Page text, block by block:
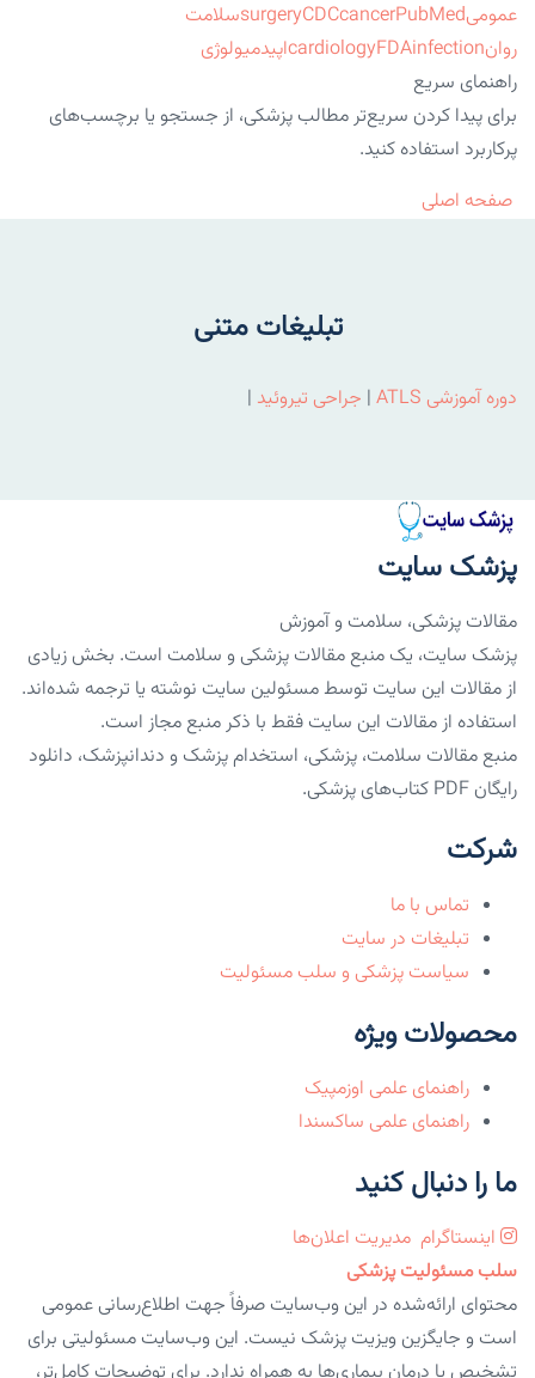
عمومی
surgeryCDCcancerPubMed
سلامت
روان
cardiologyFDAinfection
اپیدمیولوژی
راهنمای سریع
برای پیدا کردن سریع‌تر مطالب پزشکی، از جستجو یا برچسب‌های
پرکاربرد استفاده کنید.
صفحه اصلی
تبلیغات متنی
دوره آموزشی ATLS | جراحی تیروئید |
پزشک سایت
مقالات پزشکی، سلامت و آموزش
پزشک سایت، یک منبع مقالات پزشکی و سلامت است. بخش زیادی
از مقالات این سایت توسط مسئولین سایت نوشته یا ترجمه شده‌اند.
استفاده از مقالات این سایت فقط با ذکر منبع مجاز است.
منبع مقالات سلامت، پزشکی، استخدام پزشک و دندانپزشک، دانلود
رایگان PDF کتاب‌های پزشکی.
شرکت
تماس با ما
تبلیغات در سایت
سیاست پزشکی و سلب مسئولیت
محصولات ویژه
راهنمای علمی اوزمپیک
راهنمای علمی ساکسندا
ما را دنبال کنید
اینستاگرام مدیریت اعلان‌ها
سلب مسئولیت پزشکی
محتوای ارائه‌شده در این وب‌سایت صرفاً جهت اطلاع‌رسانی عمومی
است و جایگزین ویزیت پزشک نیست. این وب‌سایت مسئولیتی برای